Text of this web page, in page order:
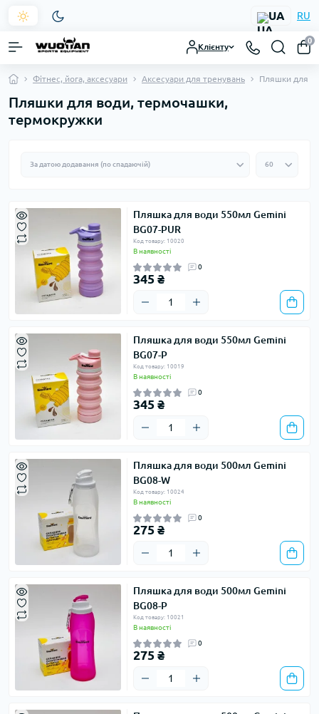
UA RU
Клієнту
0
Фітнес, йога, аксесуари Аксесуари для тренувань Пляшки для
Пляшки для води, термочашки,
термокружки
Пляшка для води 550мл Gemini
BG07-PUR
Код товару: 10020
В наявності
0
345 ₴
Пляшка для води 550мл Gemini
BG07-P
Код товару: 10019
В наявності
0
345 ₴
Пляшка для води 500мл Gemini
BG08-W
Код товару: 10024
В наявності
0
275 ₴
Пляшка для води 500мл Gemini
BG08-P
Код товару: 10021
В наявності
0
275 ₴